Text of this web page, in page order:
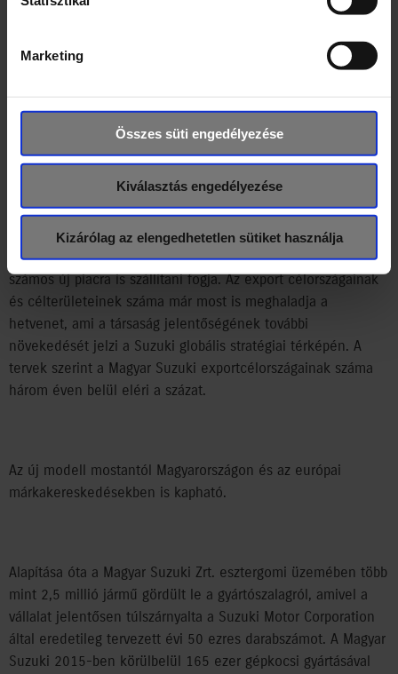
Marketing
Összes süti engedélyezése
Kiválasztás engedélyezése
Kizárólag az elengedhetetlen sütiket használja
sebességtartót (ACC).
első évében; ehhez 74 magyar beszállító szolgáltatásait veszi
igénybe. A magyar kis- és középvállalatok számára kínált
lehetőséggel a vállalat tevékenysége példaértékű az
országban működő gyártók között az autóiparban.
Az új Vitarát a Magyar Suzuki nemcsak Európába, hanem
számos új piacra is szállítani fogja. Az export célországainak
és célterületeinek száma már most is meghaladja a
hetvenet, ami a társaság jelentőségének további
növekedését jelzi a Suzuki globális stratégiai térképén. A
tervek szerint a Magyar Suzuki exportcélországainak száma
három éven belül eléri a százat.
Az új modell mostantól Magyarországon és az európai
márkakereskedésekben is kapható.
Alapítása óta a Magyar Suzuki Zrt. esztergomi üzemében több
mint 2,5 millió jármű gördült le a gyártószalagról, amivel a
vállalat jelentősen túlszárnyalta a Suzuki Motor Corporation
által eredetileg tervezett évi 50 ezres darabszámot. A Magyar
Suzuki 2015-ben körülbelül 165 ezer gépkocsi gyártásával